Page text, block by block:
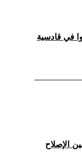
في قادسية
الإصلاح